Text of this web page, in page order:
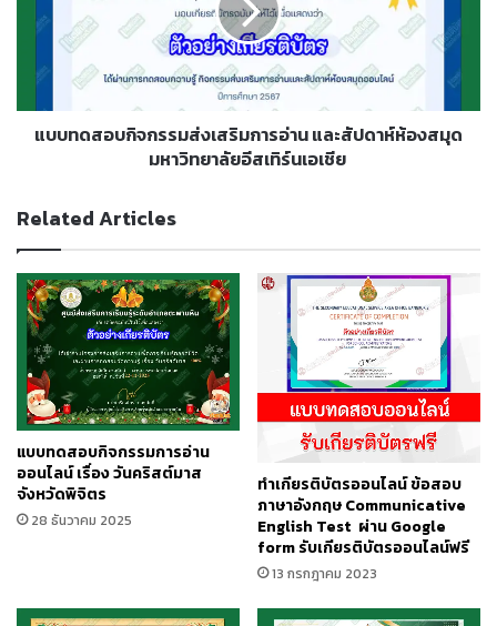
เสริม
สัปดาห์
ห้อง
เทิร์น
เอเชีย
แบบทดสอบกิจกรรมส่งเสริมการอ่าน และสัปดาห์ห้องสมุด
มหาวิทยาลัยอีสเทิร์นเอเชีย
Related Articles
แบบทดสอบกิจกรรมการอ่าน
ออนไลน์ เรื่อง วันคริสต์มาส
จังหวัดพิจิตร
28 ธันวาคม 2025
ทำเกียรติบัตรออนไลน์ ข้อสอบ
ภาษาอังกฤษ Communicative
English Test ผ่าน Google
form รับเกียรติบัตรออนไลน์ฟรี
13 กรกฎาคม 2023